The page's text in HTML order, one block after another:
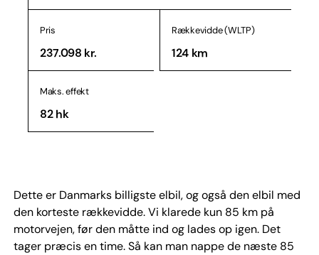
Pris
237.098 kr.
Rækkevidde (WLTP)
124 km
Maks. effekt
82 hk
Dette er Danmarks billigste elbil, og også den elbil med
den korteste rækkevidde. Vi klarede kun 85 km på
motorvejen, før den måtte ind og lades op igen. Det
tager præcis en time. Så kan man nappe de næste 85